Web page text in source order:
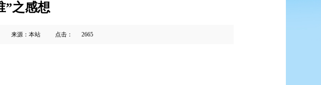
”之感想
来源：本站 点击： 2665